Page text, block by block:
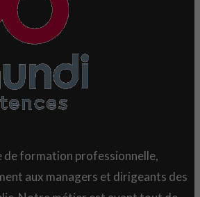
de formation professionnelle,
aux managers et dirigeants des